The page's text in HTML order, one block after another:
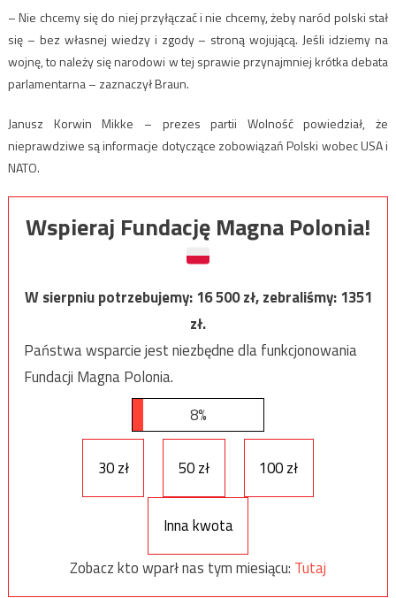
– Nie chcemy się do niej przyłączać i nie chcemy, żeby naród polski stał
się – bez własnej wiedzy i zgody – stroną wojującą. Jeśli idziemy na
wojnę, to należy się narodowi w tej sprawie przynajmniej krótka debata
parlamentarna – zaznaczył Braun.
Janusz Korwin Mikke – prezes partii Wolność powiedział, że
nieprawdziwe są informacje dotyczące zobowiązań Polski wobec USA i
NATO.
Wspieraj Fundację Magna Polonia!
W sierpniu potrzebujemy:16 500zł, zebraliśmy:1351
zł.
Państwa wsparcie jest niezbędne dla funkcjonowania
Fundacji Magna Polonia.
8%
30 zł 50 zł 100 zł
Inna kwota
Zobacz kto wparł nas tym miesiącu: Tutaj